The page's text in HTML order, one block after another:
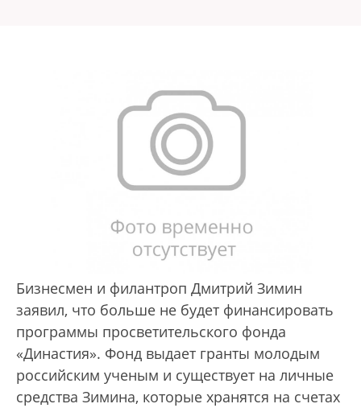
Бизнесмен и филантроп Дмитрий Зимин
заявил, что больше не будет финансировать
программы просветительского фонда
«Династия». Фонд выдает гранты молодым
российским ученым и существует на личные
средства Зимина, которые хранятся на счетах